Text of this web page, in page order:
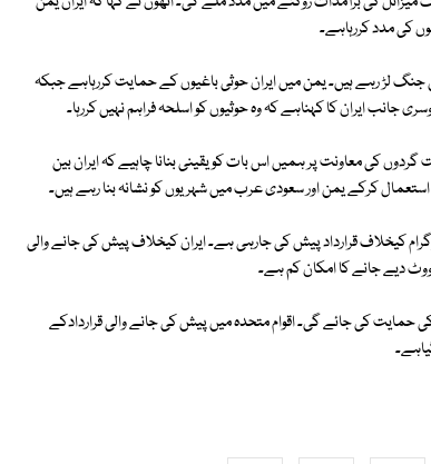
کی مدد کررہاہے۔
لڑ رہے ہیں۔ یمن میں ایران حوثی باغیوں کے حمایت کررہاہے جبکہ
کی معاونت پر ہمیں اس بات کو یقینی بنانا چاہیے کہ ایران بین
استعمال کرکے یمن اور سعودی عرب میں شہریوں کو نشانہ بنا رہے ہیں۔
پروگرام کیخلاف قرارداد پیش کی جارہی ہے۔ ایران کیخلاف پیش کی جانے والی
حمایت کی جائے گی۔ اقوام متحدہ میں پیش کی جانے والی قراردادکے